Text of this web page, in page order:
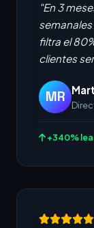
"En 3
semanales
filtra el
clientes
MR
+340%